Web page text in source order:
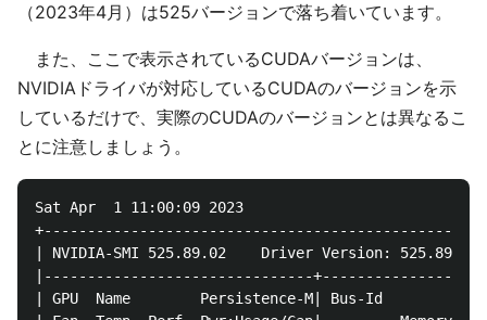
（2023年4月）は525バージョンで落ち着いています。
また、ここで表示されているCUDAバージョンは、
NVIDIAドライバが対応しているCUDAのバージョンを示
しているだけで、実際のCUDAのバージョンとは異なるこ
とに注意しましょう。
Sat Apr  1 11:00:09 2023
| NVIDIA-SMI 525.89.02    Driver Version:
|-------------------------------
| GPU  Name        Persistence-M| Bus-Id